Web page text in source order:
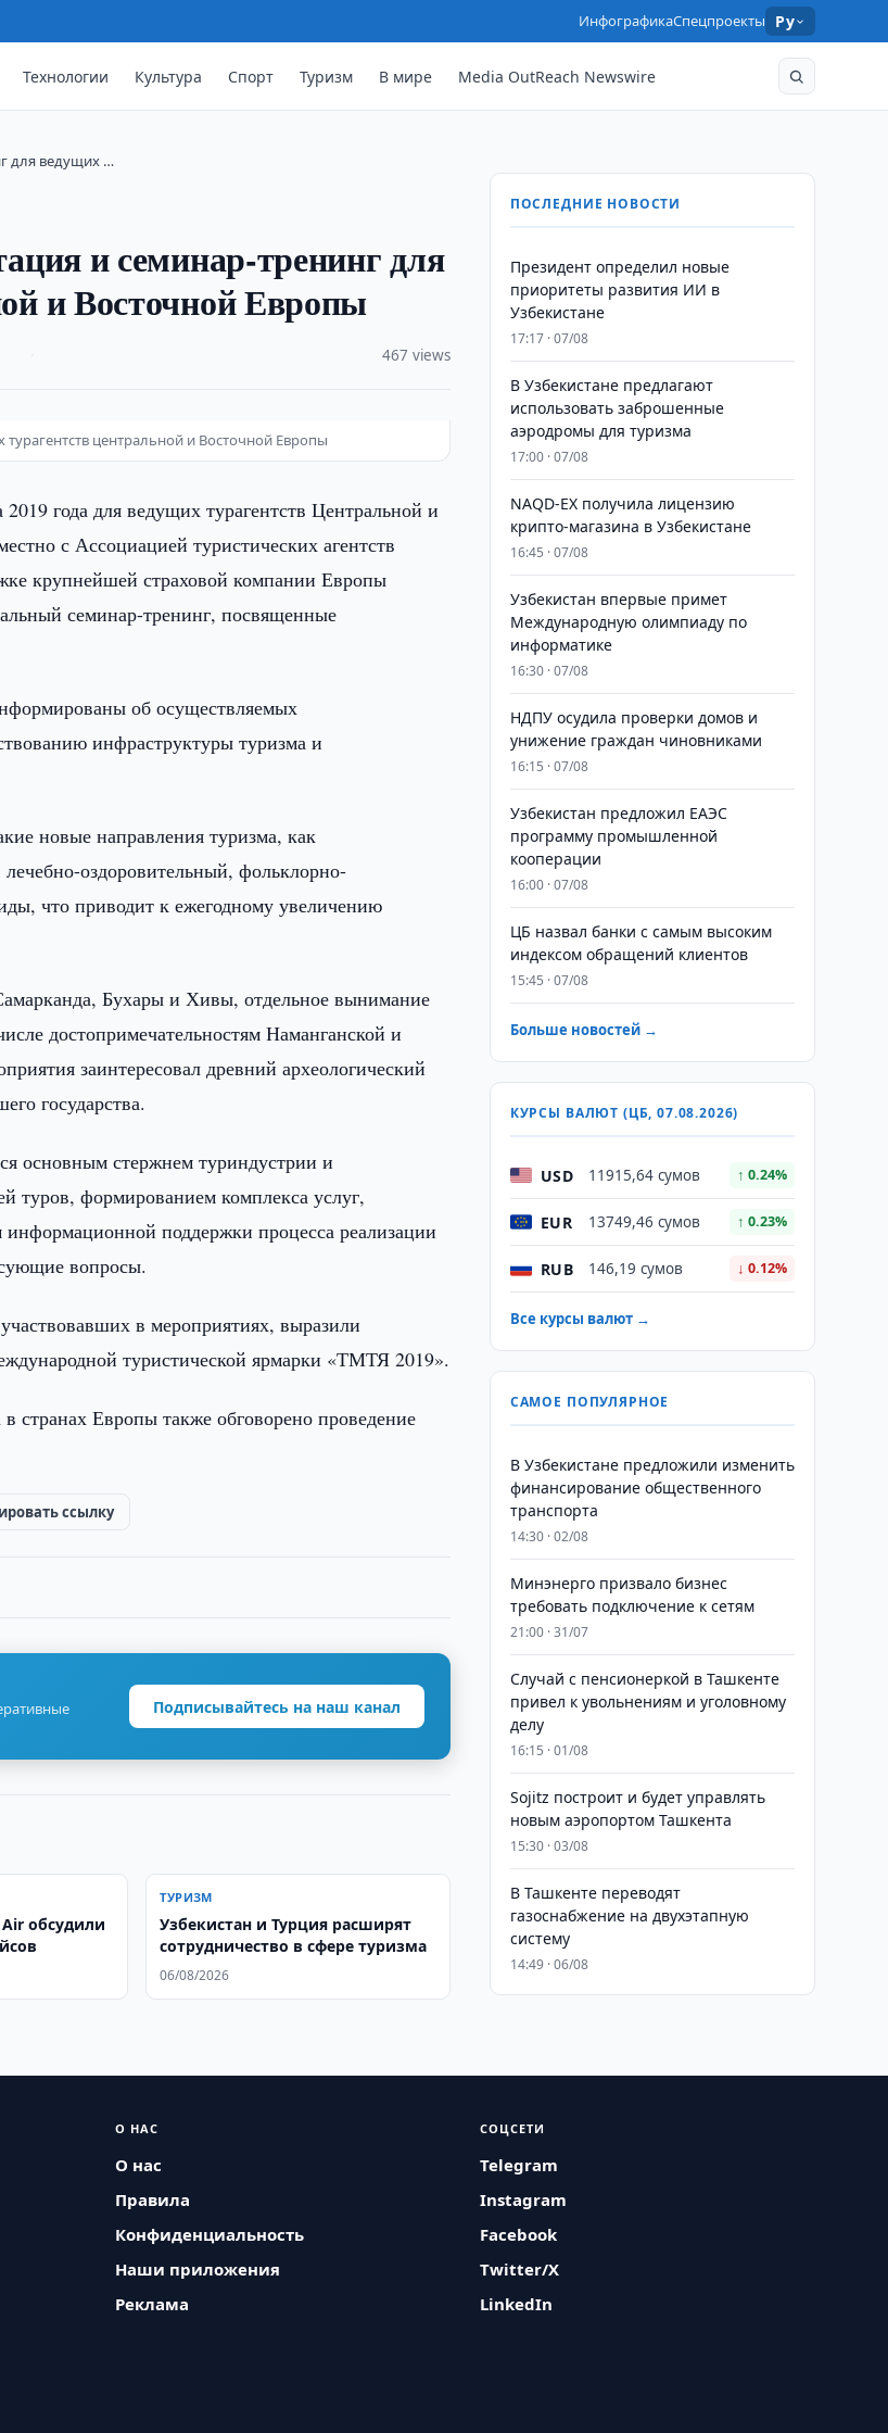
ИнфографикаСпецпроекты Ру
Технологии Культура Спорт Туризм В мире Media OutReach Newswire
для ведущих …
и семинар-тренинг для
и Восточной Европы
467 views
центральной и Восточной Европы
года для ведущих турагентств Центральной и
с Ассоциацией туристических агентств
крупнейшей страховой компании Европы
семинар-тренинг, посвященные
об осуществляемых
инфраструктуры туризма и
новые направления туризма, как
оздоровительный, фольклорно-
что приводит к ежегодному увеличению
Бухары и Хивы, отдельное вынимание
достопримечательностям Наманганской и
заинтересовал древний археологический
государства.
основным стержнем туриндустрии и
туров, формированием комплекса услуг,
поддержки процесса реализации
вопросы.
в мероприятиях, выразили
туристической ярмарки «ТМТЯ 2019».
странах Европы также обговорено проведение
ссылку
Подписывайтесь на наш канал
обсудили
ТУРИЗМ
Узбекистан и Турция расширят
сотрудничество в сфере туризма
06/08/2026
ПОСЛЕДНИЕ НОВОСТИ
Президент определил новые
приоритеты развития ИИ в
Узбекистане
17:17 · 07/08
В Узбекистане предлагают
использовать заброшенные
аэродромы для туризма
17:00 · 07/08
NAQD-EX получила лицензию
крипто-магазина в Узбекистане
16:45 · 07/08
Узбекистан впервые примет
Международную олимпиаду по
информатике
16:30 · 07/08
НДПУ осудила проверки домов и
унижение граждан чиновниками
16:15 · 07/08
Узбекистан предложил ЕАЭС
программу промышленной
кооперации
16:00 · 07/08
ЦБ назвал банки с самым высоким
индексом обращений клиентов
15:45 · 07/08
Больше новостей →
КУРСЫ ВАЛЮТ (ЦБ, 07.08.2026)
USD 11915,64 сумов ↑ 0.24%
EUR 13749,46 сумов ↑ 0.23%
RUB 146,19 сумов ↓ 0.12%
Все курсы валют →
САМОЕ ПОПУЛЯРНОЕ
В Узбекистане предложили изменить
финансирование общественного
транспорта
14:30 · 02/08
Минэнерго призвало бизнес
требовать подключение к сетям
21:00 · 31/07
Случай с пенсионеркой в Ташкенте
привел к увольнениям и уголовному
делу
16:15 · 01/08
Sojitz построит и будет управлять
новым аэропортом Ташкента
15:30 · 03/08
В Ташкенте переводят
газоснабжение на двухэтапную
систему
14:49 · 06/08
О НАС
О нас
Правила
Конфиденциальность
Наши приложения
Реклама
СОЦСЕТИ
Telegram
Instagram
Facebook
Twitter/X
LinkedIn